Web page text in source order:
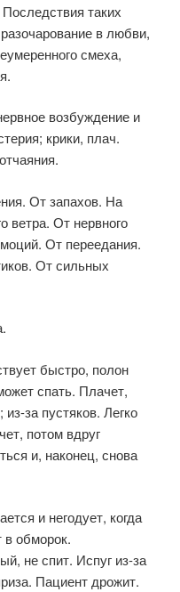
таких
в любви,
смеха,
возбуждение и
крики, плач.
От запахов. На
ветра. От нервного
От переедания.
От сильных
быстро, полон
спать. Плачет,
за пустяков. Легко
потом вдруг
и, наконец, снова
и негодует, когда
в обморок.
не спит. Испуг из-за
Пациент дрожит.